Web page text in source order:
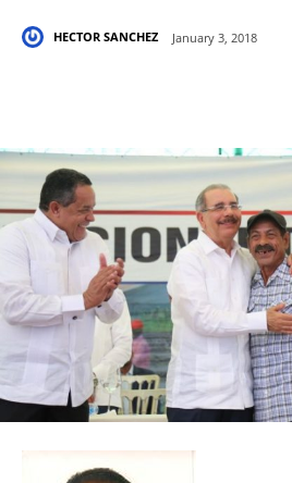
HECTOR SANCHEZ January 3, 2018